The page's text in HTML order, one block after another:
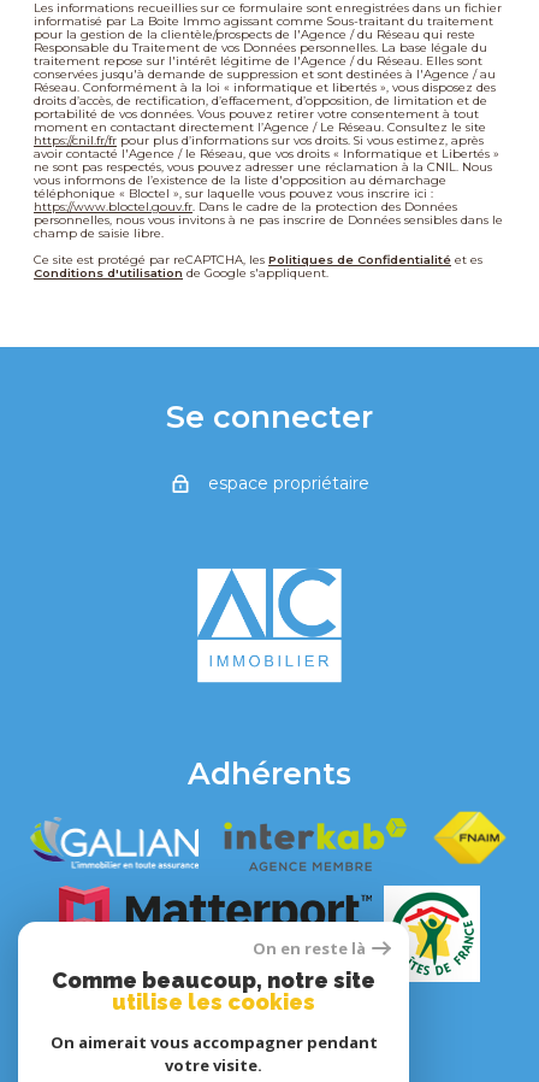
Les informations recueillies sur ce formulaire sont enregistrées dans un fichier
informatisé par La Boite Immo agissant comme Sous-traitant du traitement
pour la gestion de la clientèle/prospects de l'Agence / du Réseau qui reste
Responsable du Traitement de vos Données personnelles. La base légale du
traitement repose sur l'intérêt légitime de l'Agence / du Réseau. Elles sont
conservées jusqu'à demande de suppression et sont destinées à l'Agence / au
Réseau. Conformément à la loi « informatique et libertés », vous disposez des
droits d’accès, de rectification, d’effacement, d’opposition, de limitation et de
portabilité de vos données. Vous pouvez retirer votre consentement à tout
moment en contactant directement l’Agence / Le Réseau. Consultez le site
https://cnil.fr/fr pour plus d’informations sur vos droits. Si vous estimez, après
avoir contacté l'Agence / le Réseau, que vos droits « Informatique et Libertés »
ne sont pas respectés, vous pouvez adresser une réclamation à la CNIL. Nous
vous informons de l’existence de la liste d'opposition au démarchage
téléphonique « Bloctel », sur laquelle vous pouvez vous inscrire ici :
https://www.bloctel.gouv.fr. Dans le cadre de la protection des Données
personnelles, nous vous invitons à ne pas inscrire de Données sensibles dans le
champ de saisie libre.
Ce site est protégé par reCAPTCHA, les Politiques de Confidentialité et es
Conditions d'utilisation de Google s'appliquent.
Se connecter
espace propriétaire
Adhérents
On en reste là
Comme beaucoup, notre site
utilise les cookies
On aimerait vous accompagner pendant
votre visite.